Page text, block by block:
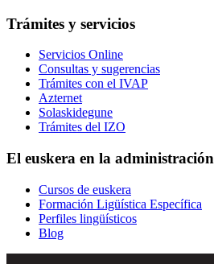
Trámites y servicios
Servicios Online
Consultas y sugerencias
Trámites con el IVAP
Azternet
Solaskidegune
Trámites del IZO
El euskera en la administración
Cursos de euskera
Formación Ligüística Específica
Perfiles lingüísticos
Blog